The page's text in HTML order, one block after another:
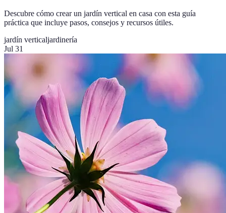
Descubre cómo crear un jardín vertical en casa con esta guía
práctica que incluye pasos, consejos y recursos útiles.
jardín verticaljardinería
Jul 31